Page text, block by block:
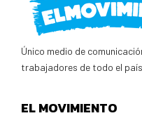
Único medio de
trabajadores de todo el
EL MOVIMIENTO